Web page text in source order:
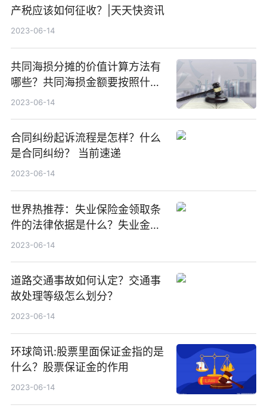
产税应该如何征收？|天天快资讯
2023-06-14
共同海损分摊的价值计算方法有
哪些？共同海损金额要按照什么
方式确定？ 环球微动态
2023-06-14
合同纠纷起诉流程是怎样？什么
是合同纠纷？ 当前速递
2023-06-14
世界热推荐：失业保险金领取条
件的法律依据是什么？失业金领
取条件及标准是什么？
2023-06-14
道路交通事故如何认定？交通事
故处理等级怎么划分？
2023-06-14
环球简讯:股票里面保证金指的是
什么？股票保证金的作用
2023-06-14